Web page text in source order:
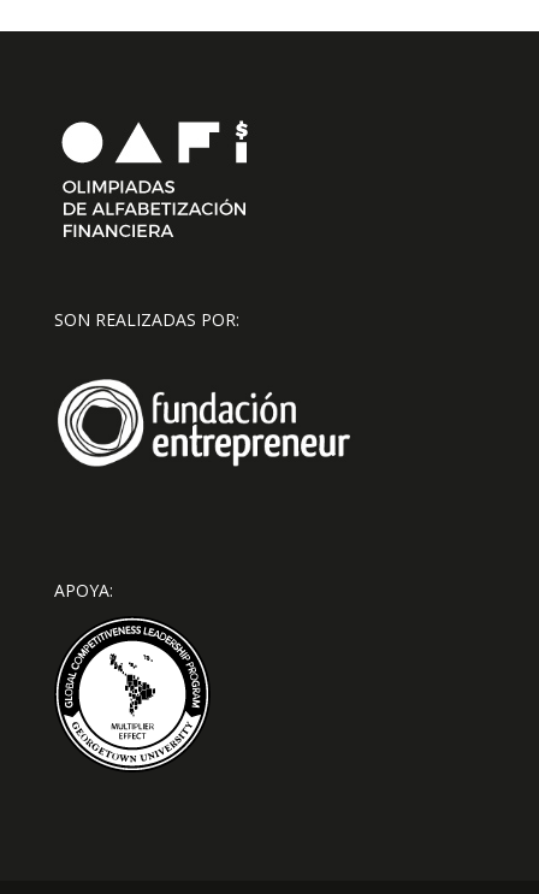
SON REALIZADAS POR:
APOYA: